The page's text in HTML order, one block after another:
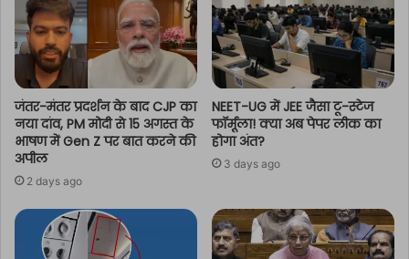
जंतर-मंतर प्रदर्शन के बाद CJP का
नया दांव, PM मोदी से 15 अगस्त के
भाषण में Gen Z पर बात करने की
अपील
2 days ago
NEET-UG में JEE जैसा टू-स्टेज
फॉर्मूला! क्या अब पेपर लीक का
होगा अंत?
3 days ago